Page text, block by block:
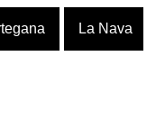
La Nava